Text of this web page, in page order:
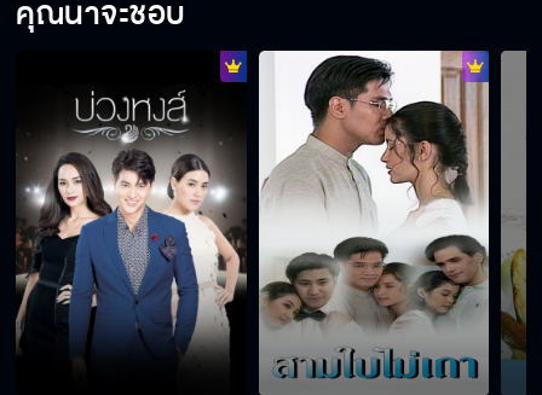
คุณน่าจะชอบ